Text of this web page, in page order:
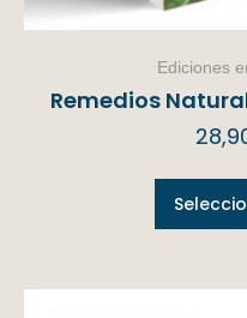
Ediciones
Remedios